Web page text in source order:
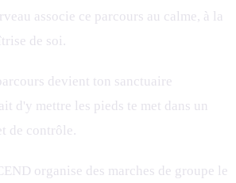
associe ce parcours au calme, à la
de soi.
devient ton sanctuaire
d'y mettre les pieds te met dans un
de contrôle.
organise des marches de groupe le